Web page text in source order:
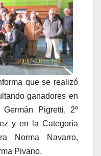
que se realizó
ganadores en
Pigretti, 2º
y en la Categoría
Norma Navarro,
Pivano.